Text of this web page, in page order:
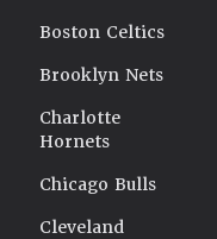
Boston Celtics
Brooklyn Nets
Charlotte
Hornets
Chicago Bulls
Cleveland